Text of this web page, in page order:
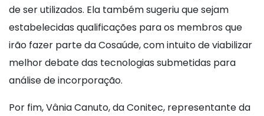
de ser utilizados. Ela também sugeriu que sejam
estabelecidas qualificações para os membros que
irão fazer parte da Cosaúde, com intuito de viabilizar
melhor debate das tecnologias submetidas para
análise de incorporação.
Por fim, Vânia Canuto, da Conitec, representante da